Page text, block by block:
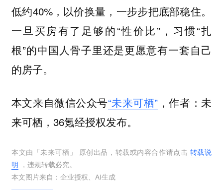
低约40%，以价换量，一步步把底部稳住。
一旦买房有了足够的“性价比”，习惯“扎
根”的中国人骨子里还是更愿意有一套自己
的房子。
本文来自微信公众号“未来可栖” ，作者：未
来可栖，36氪经授权发布。
本文由「未来可栖 」 原创出品，转载或内容合作请点击 转载说
明 ，违规转载必究。
本文图片来自： 企业授权、 AI生成